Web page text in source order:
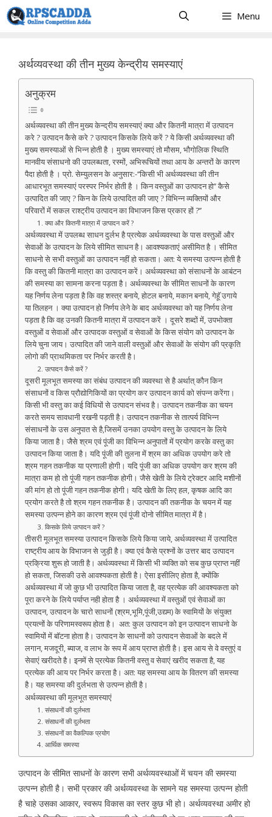
Skip
to
Menu
अर्थव्यवस्था की तीन मुख्य केन्द्रीय समस्याएं
अनुक्रम
अर्थव्यवस्था की तीन मुख्य केन्द्रीय समस्याएं क्या और कितनी मात्रा में उत्पादन
करे ? उत्पादन कैसे करे ? उत्पादन किसके लिये करें ? ये किसी अर्थव्यवस्था की
मुख्य समस्याओं से भिन्न होती है । मुख्य समस्याएं तो मौसम, भौगोलिक स्थिति
मानवीय संसाधनो की उपलब्धता, रस्मों, अभिरूचियों तथा आय के अन्तरों के कारण
पैदा होती है । प्रो. सेम्युलसन के अनुसार:-‘‘किसी भी अर्थव्यवस्था की तीन
आधारभूत समस्याएं परस्पर निर्भर होती है । किन वस्तुओं का उत्पादन हो’’ कैसे
उत्पादित की जाए ? किन के लिये उत्पादित की जाए ? विभिन्न व्यक्तियों और
परिवारों में सकल राश्ट्रीय उत्पादन का विभाजन किस प्रकार हों ?’’
1. क्या और कितनी मात्रा में उत्पादन करें ?
अर्थव्यवस्था में उपलब्ध साधन दुर्लभ है प्रत्येक अर्थव्यवस्था के पास वस्तुओं और
सेवाओं के उत्पादन के लिये सीमित साधन है। आवश्यकताएं असीमित है । सीमित
साधनो से सभी वस्तुओं का उत्पादन नहीं हो सकता। अत: ये समस्या उत्पन्न होती है
कि वस्तु की कितनी मात्रा का उत्पादन करें। अर्थव्यवस्था को संसाधनों के आबंटन
की समस्या का सामना करना पड़ता है। अर्थव्यवस्था के सीमित साधनों के कारण
यह निर्णय लेना पड़ता है कि वह शस्त्र बनाये, होटल बनाये, मकान बनाये, गेहूॅ उगाये
या तिलहन । क्या उत्पादन हो निर्णय लेने के बाद अर्थव्यवस्था को यह निर्णय लेना
पड़ता है कि वह उनकी कितनी मात्रा में उत्पादन करें । दूसरे शब्दों में, उपभोक्ता
वस्तुओं व सेवाओं और उत्पादक वस्तुओं व सेवाओं के किस संयोग को उत्पादन के
लिये चुना जाय। उत्पादित की जाने वाली वस्तुओं और सेवाओं के संयोग की प्रकृति
लोगो की प्राथमिकता पर निर्भर करती है।
2. उत्पादन कैसे करें ?
दूसरी मूलभूत समस्या का संबंध उत्पादन की व्यवस्था से है अर्थात् कौन किन
संसाधनों व किस प्रौद्योगिकियों का प्रयोग कर उत्पादन कार्य को संपन्न करेंगा।
किसी भी वस्तु का कई विधियों से उत्पादन संभव है। उत्पादन तकनीक का चयन
करते समय सावधानी रखनी पड़ती है। उत्पादन तकनीक से तात्पर्य विभिन्न
संसाधनों के उस अनुपात से है,जिसमें उनका उपयोग वस्तु के उत्पादन के लिये
किया जाता है। जैसे श्रम एवं पूंजी का विभिन्न अनुपातों में प्रयोग करके वस्तु का
उत्पादन किया जाता है। यदि पूंजी की तुलना में श्रम का अधिक उपयोग करे तो
श्रम गहन तकनीक या प्रणाली होगी। यदि पूंजी का अधिक उपयोग कर श्रम की
मात्रा कम हो तो पूंजी गहन तकनीक होगी। जैसे खेती के लिये ट्रेक्टर आदि मशीनों
की मांग हो तो पूंजी गहन तकनीक होगी। यदि खेती के लिए हल, कृषक आदि का
प्रयोग करते है तो श्रम गहन तकनीक है। उत्पादन की तकनीक के चयन में यह
समस्या उत्पन्न होने का कारण श्रम एवं पूंजी दोनो सीमित मात्रा में है।
3. किसके लिये उत्पादन करें ?
तीसरी मूलभूत समस्या उत्पादन किसके लिये किया जाये, अर्थव्यवस्था में उत्पादित
राष्ट्रीय आय के विभाजन से जुड़ी है। क्या एवं कैसे प्रश्नों के उत्तर बाद उत्पादन
प्रक्रिया शुरू हो जाती है। अर्थव्यवस्था में किसी भी व्यक्ति को सब कुछ प्राप्त नहीं
हो सकता, जिसकी उसे आवश्यकता होती है। ऐसा इसीलिए होता है, क्योंकि
अर्थव्यवस्था में जो कुछ भी उत्पादित किया जाता है, वह प्रत्येक की आवश्यकता को
पूरा करने के लिये पर्याप्त नही होता है । अर्थव्यवस्था में वस्तुओं एवं सेवाओं का
उत्पादन, उत्पादन के चारो साधनों (श्रम,भूमि,पूंजी,उद्यम) के स्वामियों के संयुक्त
प्रयत्नों के परिणामस्वरूप होता है। अत: कुल उत्पादन को इन उत्पादन साधनो के
स्वामियों में बॉटना होता है। उत्पादन के साधनों को उत्पादन सेवाओं के बदले में
लगान, मजदूरी, ब्याज, व लाभ के रूप में आय प्राप्त होती है। इस आय से वे वस्तुएं व
सेवाएं खरीदते है। इनमें से प्रत्येक कितनी वस्तु व सेवाएं खरीद सकता है, यह
प्रत्येक की आय पर निर्भर करता है। अत: यह समस्या आय के वितरण की समस्या
है। यह समस्या की दुर्लभता से उत्पन्न होती है।
अर्थव्यवस्था की मूलभूत समस्याएं
1. संसाधनों की दुर्लभता
2. संसाधनों की दुर्लभता
3. संसाधनों का वैकल्पिक प्रयोग
4. आर्थिक समस्या
उत्पादन के सीमित साधनों के कारण सभी अर्थव्यवस्थाओं में चयन की समस्या
उत्पन्न होती है। सभी प्रकार की अर्थव्यवस्था के सामने यह समस्या उत्पन्न होती
है चाहे उसका आकार, स्वरूप विकास का स्तर कुछ भी हो। अर्थव्यवस्था अमीर हो